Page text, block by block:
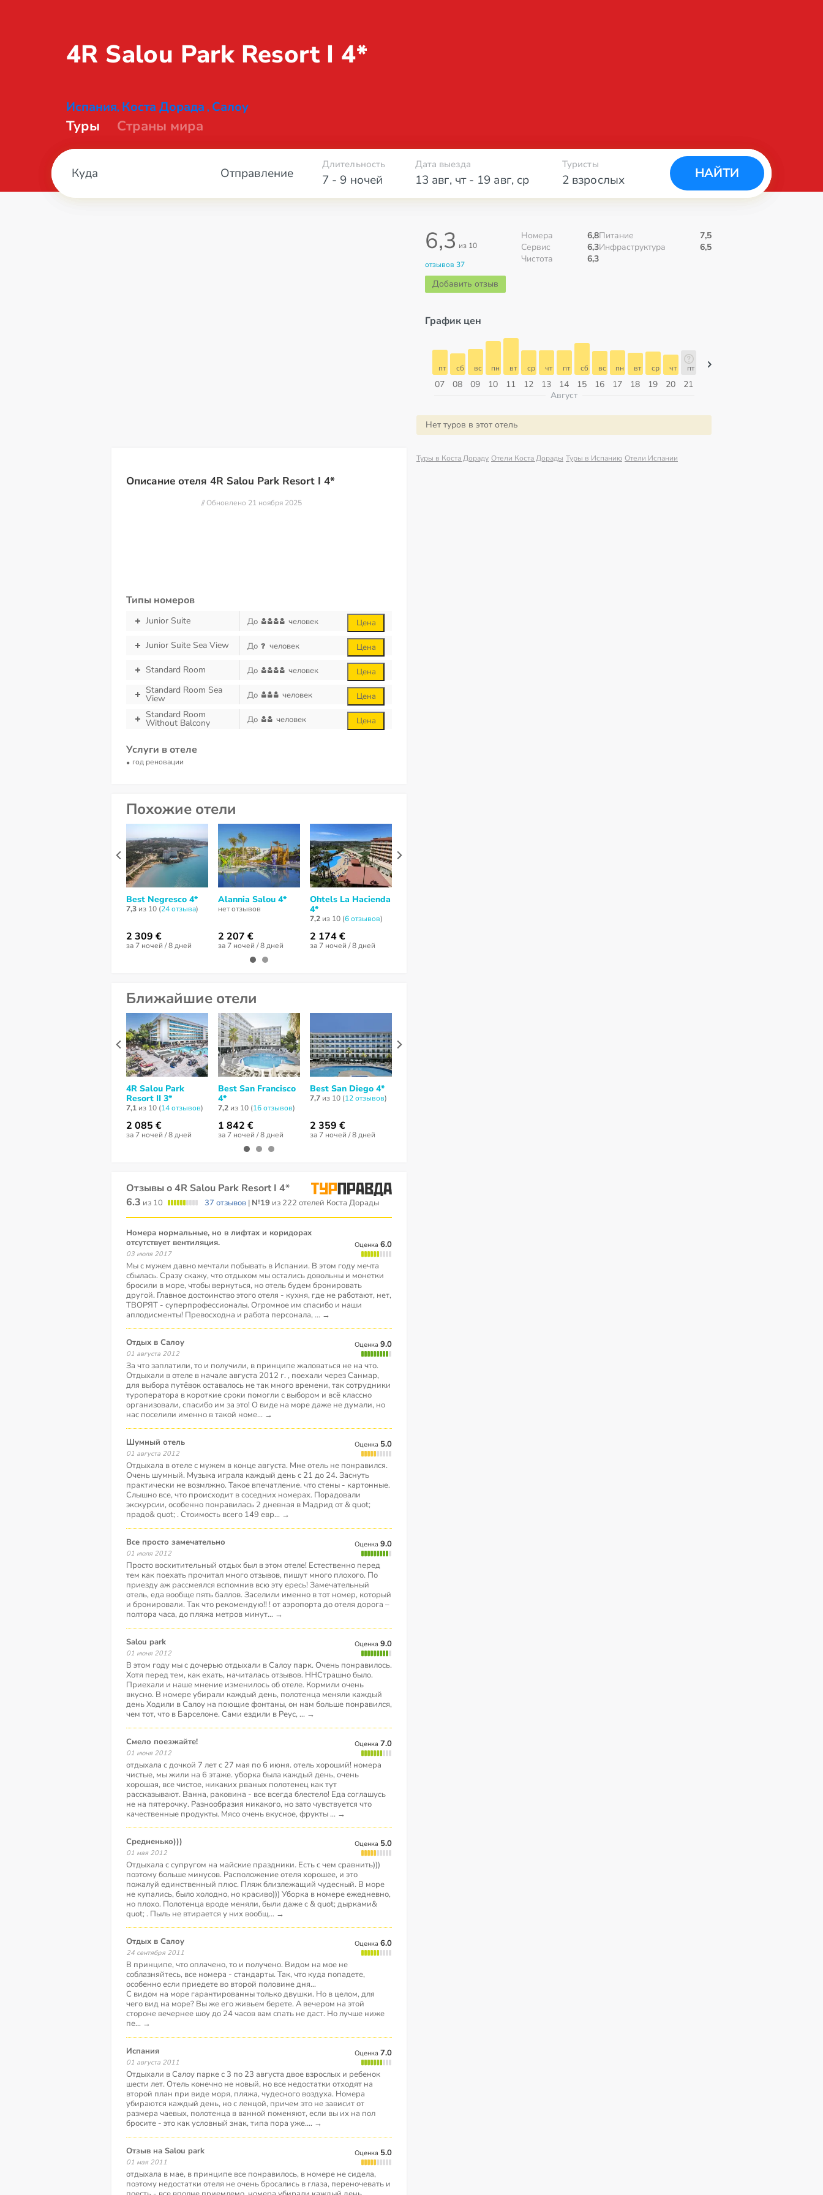
4R Salou Park Resort I 4*
Испания, Коста Дорада , Салоу
Туры Страны мира
Отправление 7 - 9 ночей
Длительность Дата выезда
13 авг, чт- 19 авг, ср 2 взрослых
Туристы
НАЙТИ
Описание отеля 4R Salou Park Resort I 4*
// Обновлено 21 ноября 2025
Типы номеров
Junior Suite До человек Цена
Junior Suite Sea View До человек Цена
Standard Room До человек Цена
Standard Room Sea
View До человек Цена
Standard Room
Without Balcony До человек Цена
Услуги в отеле
год реновации
6,3 из 10
отзывов 37
Добавить отзыв
Номера
6,8
Сервис
6,3
Чистота
6,3
Питание
7,5
Инфраструктура
6,5
График цен
07
пт
08
сб
09
вс
10
пн
11
вт
12
ср
13
чт
14
пт
15
сб
16
вс
17
пн
18
вт
19
ср
20
чт
21
пт
Август
Нет туров в этот отель
Туры в Коста Дораду Отели Коста Дорады Туры в Испанию Отели Испании
Похожие отели
Best Negresco 4*
7,3 из 10 (24 отзывa)
2 309 €
за 7 ночей / 8 дней
Alannia Salou 4*
нет отзывов
2 207 €
за 7 ночей / 8 дней
Ohtels La Hacienda
4*
7,2 из 10 (6 отзывов)
2 174 €
за 7 ночей / 8 дней
Ближайшие отели
4R Salou Park
Resort II 3*
7,1 из 10 (14 отзывов)
2 085 €
за 7 ночей / 8 дней
Best San Francisco
4*
7,2 из 10 (16 отзывов)
1 842 €
за 7 ночей / 8 дней
Best San Diego 4*
7,7 из 10 (12 отзывов)
2 359 €
за 7 ночей / 8 дней
Отзывы о 4R Salou Park Resort I 4*
6.3 из 10 37 отзывов | №19 из 222 отелей Коста Дорады
Номера нормальные, но в лифтах и коридорах
отсутствует вентиляция.
03 июля 2017
Оценка
6.0
Мы с мужем давно мечтали побывать в Испании. В этом году мечта
сбылась. Сразу скажу, что отдыхом мы остались довольны и монетки
бросили в море, чтобы вернуться, но отель будем бронировать
другой. Главное достоинство этого отеля - кухня, где не работают, нет,
ТВОРЯТ - суперпрофессионалы. Огромное им спасибо и наши
аплодисменты! Превосходна и работа персонала, ... →
Отдых в Салоу
01 августа 2012
Оценка
9.0
За что заплатили, то и получили, в принципе жаловаться не на что.
Отдыхали в отеле в начале августа 2012 г. , поехали через Санмар,
для выбора путёвок оставалось не так много времени, так сотрудники
туроператора в короткие сроки помогли с выбором и всё классно
организовали, спасибо им за это! О виде на море даже не думали, но
нас поселили именно в такой номе... →
шумный отель
01 августа 2012
Оценка
5.0
Отдыхала в отеле с мужем в конце августа. Мне отель не понравился.
Очень шумный. Музыка играла каждый день с 21 до 24. Заснуть
практически не возмлжно. Такое впечатление. что стены - картонные.
Слышно все, что происходит в соседних номерах. Порадовали
экскурсии, особенно понравилась 2 дневная в Мадрид от & quot;
прадо& quot; . Стоимость всего 149 евр... →
Все просто замечательно
01 июля 2012
Оценка
9.0
Просто восхитительный отдых был в этом отеле! Естественно перед
тем как поехать прочитал много отзывов, пишут много плохого. По
приезду аж рассмеялся вспомнив всю эту ересь! Замечательный
отель, еда вообще пять баллов. Заселили именно в тот номер, который
и бронировали. Так что рекомендую!! ! от аэропорта до отеля дорога –
полтора часа, до пляжа метров минут... →
salou park
01 июня 2012
Оценка
9.0
В этом году мы с дочерью отдыхали в Салоу парк. Очень понравилось.
Хотя перед тем, как ехать, начиталась отзывов. ННСтрашно было.
Приехали и наше мнение изменилось об отеле. Кормили очень
вкусно. В номере убирали каждый день, полотенца меняли каждый
день Ходили в Салоу на поющие фонтаны, он нам больше понравился,
чем тот, что в Барселоне. Сами ездили в Реус, ... →
Смело поезжайте!
01 июня 2012
Оценка
7.0
отдыхала с дочкой 7 лет с 27 мая по 6 июня. отель хороший! номера
чистые, мы жили на 6 этаже. уборка была каждый день, очень
хорошая, все чистое, никаких рваных полотенец как тут
рассказывают. Ванна, раковина - все всегда блестело! Еда соглашусь
не на пятерочку. Разнообразия никакого, но зато чувствуется что
качественные продукты. Мясо очень вкусное, фрукты... →
Средненько)))
01 мая 2012
Оценка
5.0
Отдыхала с супругом на майские праздники. Есть с чем сравнить)))
поэтому больше минусов. Расположение отеля хорошее, и это
пожалуй единственный плюс. Пляж близлежащий чудесный. В море
не купались, было холодно, но красиво))) Уборка в номере ежедневно,
но плохо. Полотенца вроде меняли, были даже с & quot; дырками&
quot; . Пыль не втирается у них вообщ... →
Отдых в Салоу
24 сентября 2011
Оценка
6.0
В принципе, что оплачено, то и получено. Видом на мое не
соблазняйтесь, все номера - стандарты. Так, что куда попадете,
особенно если приедете во второй половине дня...
С видом на море гарантированны только двушки. Но в целом, для
чего вид на море? Вы же его живьем берете. А вечером на этой
стороне вечернее шоу до 24 часов вам спать не даст. Но лучше ниже
пе... →
Испания
01 августа 2011
Оценка
7.0
Отдыхали в Салоу парке с 3 по 23 августа двое взрослых и ребенок
шести лет. Отель конечно не новый, но все недостатки отходят на
второй план при виде моря, пляжа, чудесного воздуха. Номера
убираются каждый день, но с ленцой, причем это не зависит от
размера чаевых, полотенца в ванной поменяют, если вы их на пол
бросите - это как условный знак, типа пора уже.... →
отзыв на Salou park
01 мая 2011
Оценка
5.0
отдыхала в мае, в принципе все понравилось, в номере не сидела,
поэтому недостатки отеля не очень бросались в глаза, переночевать и